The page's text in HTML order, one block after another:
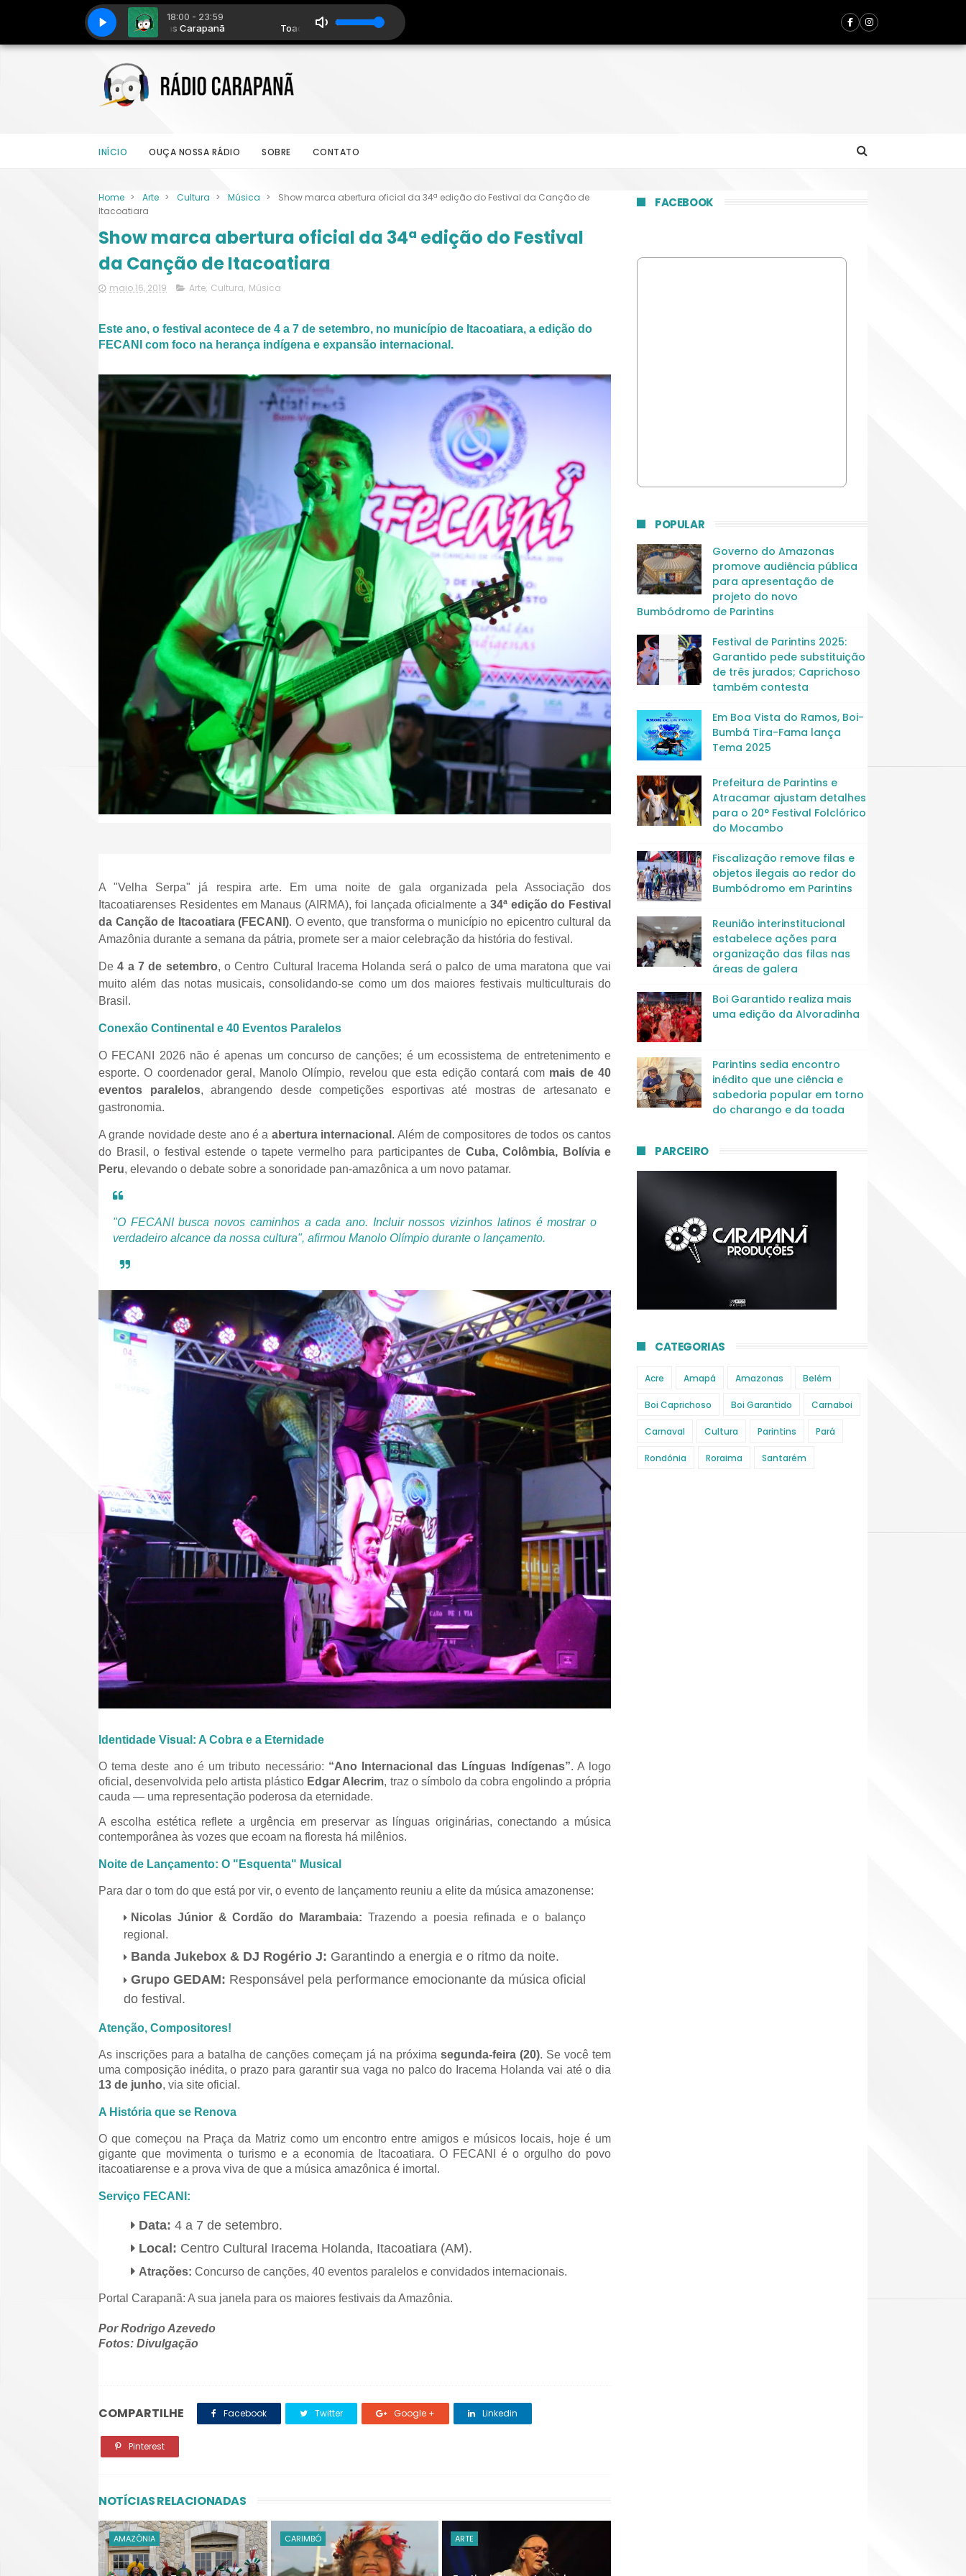
INÍCIO OUÇA NOSSA RÁDIO SOBRE CONTATO
Home > Arte > Cultura > Música >
Show marca abertura oficial da 34ª edição do Festival da Canção de
Itacoatiara
Show marca abertura oficial da 34ª edição do Festival
da Canção de Itacoatiara
maio 16, 2019 Arte, Cultura, Música
Este ano, o festival acontece de 4 a 7 de setembro, no município de Itacoatiara, a edição do
FECANI com foco na herança indígena e expansão internacional.
A "Velha Serpa" já respira arte. Em uma noite de gala organizada pela Associação dos
Itacoatiarenses Residentes em Manaus (AIRMA), foi lançada oficialmente a 34ª edição do Festival
da Canção de Itacoatiara (FECANI). O evento, que transforma o município no epicentro cultural da
Amazônia durante a semana da pátria, promete ser a maior celebração da história do festival.
De4 a 7 de setembro, o Centro Cultural Iracema Holanda será o palco de uma maratona que vai
muito além das notas musicais, consolidando-se como um dos maiores festivais multiculturais do
Brasil.
Conexão Continental e 40 Eventos Paralelos
O FECANI 2026 não é apenas um concurso de canções; é um ecossistema de entretenimento e
esporte. O coordenador geral, Manolo Olímpio, revelou que esta edição contará com mais de 40
eventos paralelos, abrangendo desde competições esportivas até mostras de artesanato e
gastronomia.
A grande novidade deste ano é a abertura internacional . Além de compositores de todos os cantos
do Brasil, o festival estende o tapete vermelho para participantes de Cuba, Colômbia, Bolívia e
Peru, elevando o debate sobre a sonoridade pan-amazônica a um novo patamar.
"O FECANI busca novos caminhos a cada ano. Incluir nossos vizinhos latinos é mostrar o
verdadeiro alcance da nossa cultura", afirmou Manolo Olímpio durante o lançamento.
Identidade Visual: A Cobra e a Eternidade
O tema deste ano é um tributo necessário: “Ano Internacional das Línguas Indígenas”. A logo
oficial, desenvolvida pelo artista plástico Edgar Alecrim, traz o símbolo da cobra engolindo a própria
cauda — uma representação poderosa da eternidade.
A escolha estética reflete a urgência em preservar as línguas originárias, conectando a música
contemporânea às vozes que ecoam na floresta há milênios.
Noite de Lançamento: O "Esquenta" Musical
Para dar o tom do que está por vir, o evento de lançamento reuniu a elite da música amazonense:
Nicolas Júnior & Cordão do Marambaia: Trazendo a poesia refinada e o balanço
regional.
Banda Jukebox & DJ Rogério J: Garantindo a energia e o ritmo da noite.
Grupo GEDAM: Responsável pela performance emocionante da música oficial
do festival.
Atenção, Compositores!
As inscrições para a batalha de canções começam já na próxima segunda-feira (20). Se você tem
uma composição inédita, o prazo para garantir sua vaga no palco do Iracema Holanda vai até o dia
13 de junho, via site oficial.
A História que se Renova
O que começou na Praça da Matriz como um encontro entre amigos e músicos locais, hoje é um
gigante que movimenta o turismo e a economia de Itacoatiara. O FECANI é o orgulho do povo
itacoatiarense e a prova viva de que a música amazônica é imortal.
Serviço FECANI:
Data: 4 a 7 de setembro.
Local: Centro Cultural Iracema Holanda, Itacoatiara (AM).
Atrações: Concurso de canções, 40 eventos paralelos e convidados internacionais.
Portal Carapanã: A sua janela para os maiores festivais da Amazônia.
Por Rodrigo Azevedo
Fotos: Divulgação
COMPARTILHE Facebook Twitter Google + Linkedin
Pinterest
NOTÍCIAS RELACIONADAS
AMAZÔNIA CARIMBÓ ARTE
FACEBOOK
POPULAR
Governo do Amazonas
promove audiência pública
para apresentação de
projeto do novo
Bumbódromo de Parintins
Festival de Parintins 2025:
Garantido pede substituição
de três jurados; Caprichoso
também contesta
Em Boa Vista do Ramos, Boi-
Bumbá Tira-Fama lança
Tema 2025
Prefeitura de Parintins e
Atracamar ajustam detalhes
para o 20° Festival Folclórico
do Mocambo
Fiscalização remove filas e
objetos ilegais ao redor do
Bumbódromo em Parintins
Reunião interinstitucional
estabelece ações para
organização das filas nas
áreas de galera
Boi Garantido realiza mais
uma edição da Alvoradinha
Parintins sedia encontro
inédito que une ciência e
sabedoria popular em torno
do charango e da toada
PARCEIRO
CATEGORIAS
Acre Amapá Amazonas Belém
Boi Caprichoso Boi Garantido Carnaboi
Carnaval Cultura Parintins Pará
Rondônia Roraima Santarém